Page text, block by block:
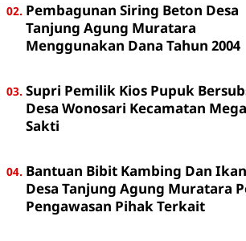
Pembagunan Siring Beton Desa
Tanjung Agung Muratara
Menggunakan Dana Tahun 2004
Supri Pemilik Kios Pupuk
Desa Wonosari Kecamatan
Sakti
Bantuan Bibit Kambing Dan
Desa Tanjung Agung Muratara
Pengawasan Pihak Terkait